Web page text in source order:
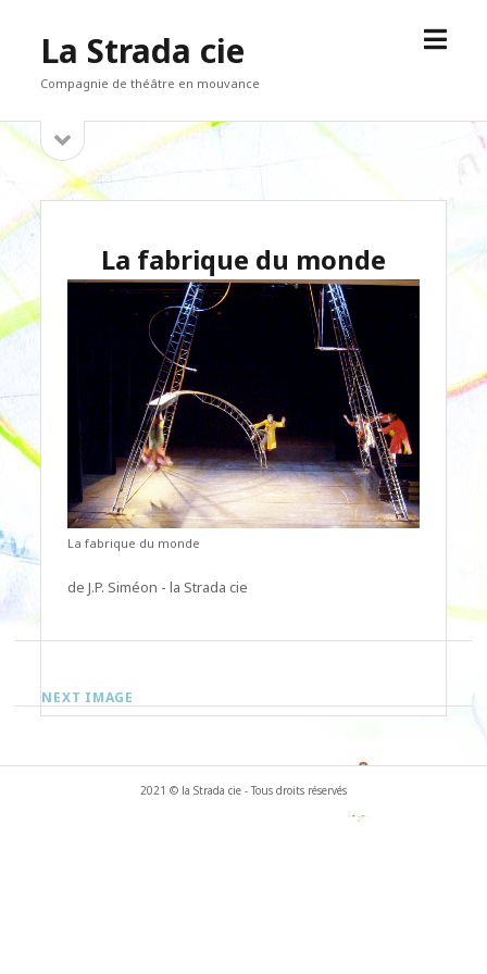
La Strada cie
Compagnie de théâtre en mouvance
open
Sidebar
sidebar
La fabrique du monde
La fabrique du monde
de J.P. Siméon - la Strada cie
NEXT IMAGE
2021 © la Strada cie - Tous droits réservés